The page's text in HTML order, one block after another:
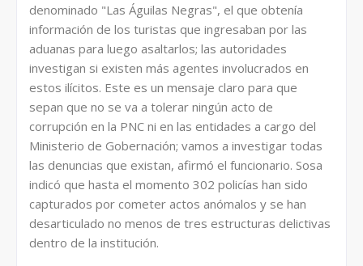
denominado "Las Águilas Negras", el que obtenía
información de los turistas que ingresaban por las
aduanas para luego asaltarlos; las autoridades
investigan si existen más agentes involucrados en
estos ilícitos. Este es un mensaje claro para que
sepan que no se va a tolerar ningún acto de
corrupción en la PNC ni en las entidades a cargo del
Ministerio de Gobernación; vamos a investigar todas
las denuncias que existan, afirmó el funcionario. Sosa
indicó que hasta el momento 302 policías han sido
capturados por cometer actos anómalos y se han
desarticulado no menos de tres estructuras delictivas
dentro de la institución.